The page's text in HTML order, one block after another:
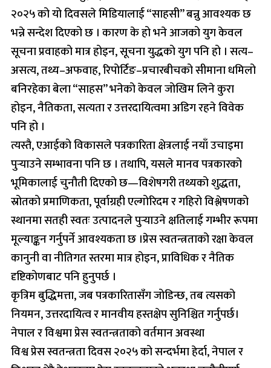
२०२५ को यो दिवसले मिडियालाई “साहसी” बन्नु आवश्यक छ
भन्ने सन्देश दिएको छ । कारण के हो भने आजको युग केवल
सूचना प्रवाहको मात्र होइन, सूचना युद्धको युग पनि हो । सत्य–
असत्य, तथ्य–अफवाह, रिपोर्टिङ–प्रचारबीचको सीमाना धमिलो
बनिरहेका बेला “साहस” भनेको केवल जोखिम लिने कुरा
होइन, नैतिकता, सत्यता र उत्तरदायित्वमा अडिग रहने विवेक
पनि हो ।
त्यस्तै, एआईको विकासले पत्रकारिता क्षेत्रलाई नयाँ उचाइमा
पुर्‍याउने सम्भावना पनि छ । तथापि, यसले मानव पत्रकारको
भूमिकालाई चुनौती दिएको छ—विशेषगरी तथ्यको शुद्धता,
स्रोतको प्रमाणिकता, पूर्वाग्रही एल्गोरिदम र गहिरो विश्लेषणको
स्थानमा सतही स्वतः उत्पादनले पुर्‍याउने क्षतिलाई गम्भीर रूपमा
मूल्याङ्कन गर्नुपर्ने आवश्यकता छ ।प्रेस स्वतन्त्रताको रक्षा केवल
कानुनी वा नीतिगत स्तरमा मात्र होइन, प्राविधिक र नैतिक
दृष्टिकोणबाट पनि हुनुपर्छ ।
कृत्रिम बुद्धिमत्ता, जब पत्रकारितासँग जोडिन्छ, तब त्यसको
नियमन, उत्तरदायित्व र मानवीय हस्तक्षेप सुनिश्चित गर्नुपर्छ।
नेपाल र विश्वमा प्रेस स्वतन्त्रताको वर्तमान अवस्था
विश्व प्रेस स्वतन्त्रता दिवस २०२५ को सन्दर्भमा हेर्दा, नेपाल र